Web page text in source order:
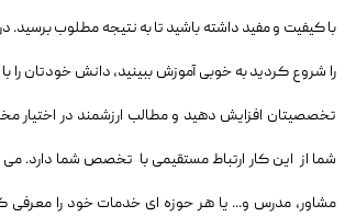
با کیفیت و مفید داشته باشید تا به نتیجه مطلوب برسید.
را شروع کردید به خوبی آموزش ببینید، دانش خودتان را
تخصصیتان افزایش دهید و مطالب ارزشمند در اختیار
شما از این کار ارتباط مستقیمی با تخصص شما دارد. می
مشاور، مدرس و... یا هر حوزه ای خدمات خود را معرفی